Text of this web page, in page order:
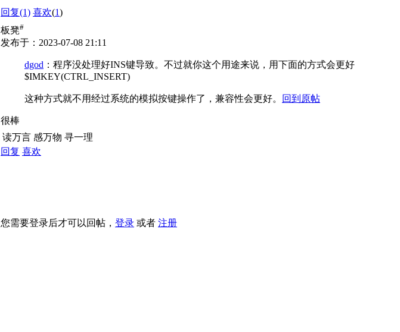
回复(1) 喜欢(1)
板凳#
发布于：2023-07-08 21:11
dgod ：程序没处理好INS键导致。不过就你这个用途来说，用下面的方式会更好
$IMKEY(CTRL_INSERT)
这种方式就不用经过系统的模拟按键操作了，兼容性会更好。 回到原帖
很棒
读万言 感万物 寻一理
回复 喜欢
您需要登录后才可以回帖， 登录 或者 注册